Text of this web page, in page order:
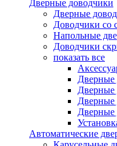
Дверные доводчики
Дверные
Доводчики со
Напольные
Доводчики
показать все
Дверные
Дверные
Дверные
Дверные
Автоматические